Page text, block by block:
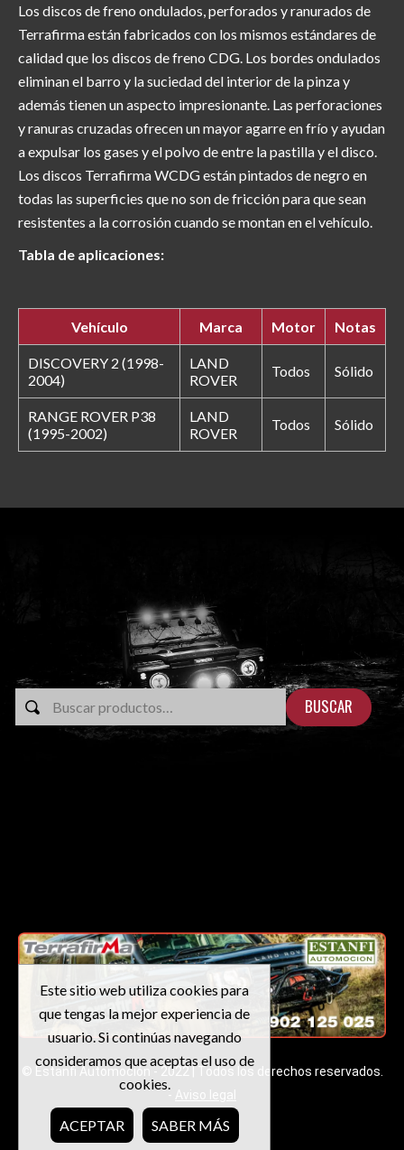
Los discos de freno ondulados, perforados y ranurados de
Terrafirma están fabricados con los mismos estándares de
calidad que los discos de freno CDG. Los bordes ondulados
eliminan el barro y la suciedad del interior de la pinza y
además tienen un aspecto impresionante. Las perforaciones
y ranuras cruzadas ofrecen un mayor agarre en frío y ayudan
a expulsar los gases y el polvo de entre la pastilla y el disco.
Los discos Terrafirma WCDG están pintados de negro en
todas las superficies que no son de fricción para que sean
resistentes a la corrosión cuando se montan en el vehículo.
Tabla de aplicaciones:
Vehículo Marca Motor Notas
DISCOVERY 2 (1998-
2004)
LAND
ROVER
Todos Sólido
RANGE ROVER P38
(1995-2002)
LAND
ROVER
Todos Sólido
BUSCAR
© Estanfi Automoción - 2022 | Todos los derechos reservados.
- Aviso legal
Este sitio web utiliza cookies para
que tengas la mejor experiencia de
usuario. Si continúas navegando
consideramos que aceptas el uso de
cookies.
ACEPTAR SABER MÁS